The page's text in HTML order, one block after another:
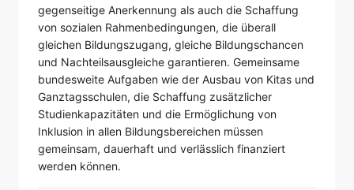
gegenseitige Anerkennung als auch die Schaffung
von sozialen Rahmenbedingungen, die überall
gleichen Bildungszugang, gleiche Bildungschancen
und Nachteilsausgleiche garantieren. Gemeinsame
bundesweite Aufgaben wie der Ausbau von Kitas und
Ganztagsschulen, die Schaffung zusätzlicher
Studienkapazitäten und die Ermöglichung von
Inklusion in allen Bildungsbereichen müssen
gemeinsam, dauerhaft und verlässlich finanziert
werden können.